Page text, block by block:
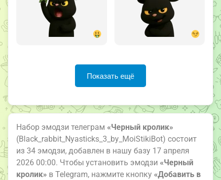
Показать ещё
Набор эмодзи телеграм «Черный кролик»
(Black_rabbit_Nyasticks_3_by_MoiStikiBot) состоит
из 34 эмодзи, добавлен в нашу базу 17 апреля
2026 00:00. Чтобы установить эмодзи «Черный
кролик» в Telegram, нажмите кнопку «Добавить в